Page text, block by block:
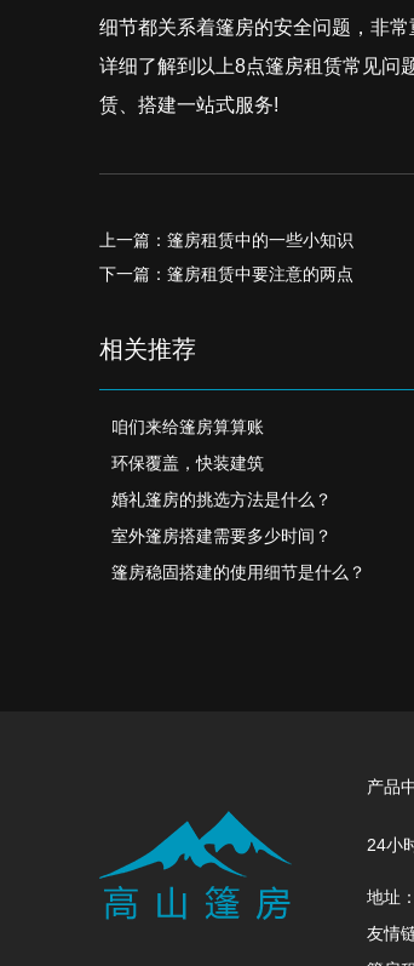
细节都关系着篷房的安全问题，非常
详细了解到以上8点篷房租赁常见问
赁、搭建一站式服务!
上一篇：篷房租赁中的一些小知识
下一篇：篷房租赁中要注意的两点
相关推荐
咱们来给篷房算算账
环保覆盖，快装建筑
婚礼篷房的挑选方法是什么？
室外篷房搭建需要多少时间？
篷房稳固搭建的使用细节是什么？
产品
24小
地址
友情